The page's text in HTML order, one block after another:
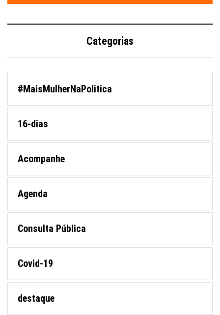
Categorias
#MaisMulherNaPolitica
16-dias
Acompanhe
Agenda
Consulta Pública
Covid-19
destaque